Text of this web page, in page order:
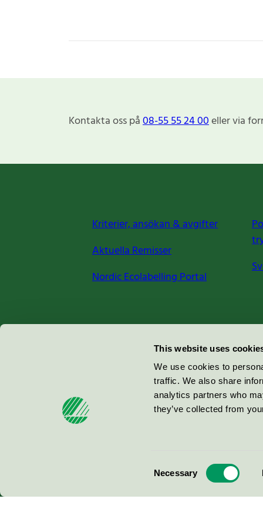
This website uses
We use cookies to
traffic. We also share
analytics partners who
they’ve collected from
Necessary
Kontakta oss på08-55 55 24 00eller via
Kriterier, ansökan & avgifter
Aktuella Remisser
Nordic Ecolabelling Portal
Miljömärkning Sverige AB
100 64